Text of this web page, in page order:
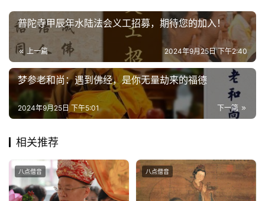
免
责
声
明
普陀寺甲辰年水陆法会义工招募，期待您的加入！
上一篇 2024年9月25日 下午2:40
梦参老和尚：遇到佛经，是你无量劫来的福德
下一篇
2024年9月25日 下午5:01
相关推荐
八点僧音 八点僧音